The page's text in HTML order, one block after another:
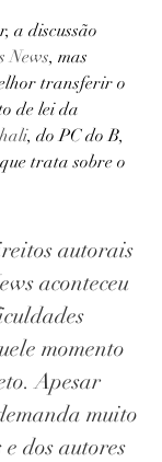
a discussão
News, mas
transferir o
de lei da
, do PC do B,
trata sobre o
autorais
aconteceu
momento
Apesar
muito
dos autores